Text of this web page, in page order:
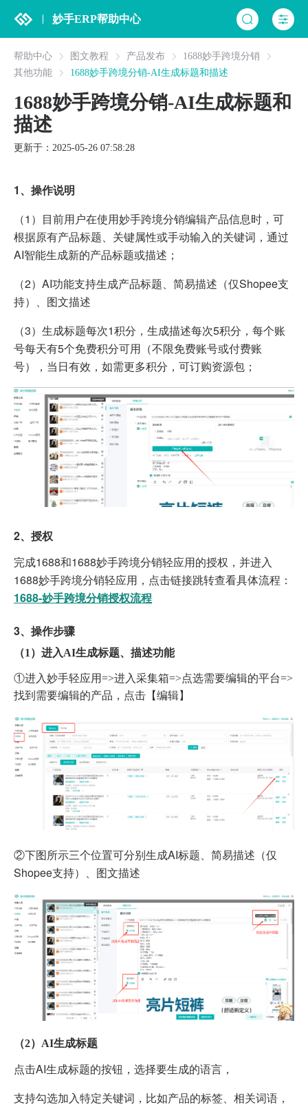
妙手ERP帮助中心
帮助中心 图文教程 产品发布
1688妙手跨境分销
其他功能
1688妙手跨境分销-AI生成标题和描述
1688妙手跨境分销-AI生成标题和
描述
更新于：2025-05-26 07:58:28
1、操作说明
（1）目前用户在使用妙手跨境分销编辑产品信息时，可
根据原有产品标题、关键属性或手动输入的关键词，通过
AI智能生成新的产品标题或描述；
（2）AI功能支持生成产品标题、简易描述（仅Shopee支
持）、图文描述
（3）生成标题每次1积分，生成描述每次5积分，每个账
号每天有5个免费积分可用（不限免费账号或付费账
号），当日有效，如需更多积分，可订购资源包；
2、授权
完成1688和1688妙手跨境分销轻应用的授权，并进入
1688妙手跨境分销轻应用 ，点击链接跳转查看具体流程：
1688-妙手跨境分销授权流程
3、操作步骤
（1）进入AI生成标题、描述功能
①进入妙手轻应用=>进入采集箱=>点选需要编辑的平台=>
找到需要编辑的产品，点击【编辑】
②下图所示三个位置可分别生成AI标题、简易描述（仅
Shopee支持）、图文描述
（2）AI生成标题
点击AI生成标题的按钮，选择要生成的语言，
支持勾选加入特定关键词，比如产品的标签、相关词语，